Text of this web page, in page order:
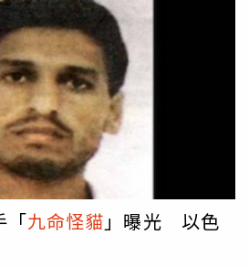
他策劃該組織的地下隧道網絡，並
此在組織內部不斷晉升，根據報
哈瑪斯領導人僅剩3位；包括加薩
Sinwar）、哈瑪斯聯合創始人扎
和前哈瑪斯政治局主席馬沙爾
月接任可寧衛董事長，2020年12月
確請桃市府配合中央政策，以專案
科，新市府上任後，上個月才廢止
進黨帶來的爭議電廠，陳金德這類
果讓他入閣，是何居心？王鴻薇也
長時，放寬農舍建造規定。2017
年購入的農舍傳違建爭議，現
土牆等違規設施，違規總面積約
理縣長沒有任何民意基礎發布政
更證明陳金德「真的很敢拿、敢
斑的人物，品德也備受質疑，如今
何能領導服眾？」王鴻薇表示，陳
「九命怪貓 」曝光 以色